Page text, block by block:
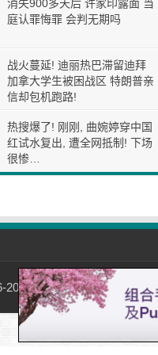
消失900多天后 许家印露面 当
庭认罪悔罪 会判无期吗
战火蔓延! 迪丽热巴滞留迪拜
加拿大学生被困战区 特朗普亲
信却包机跑路!
热搜爆了! 刚刚, 曲婉婷穿中国
红试水复出, 遭全网抵制! 下场
很惨…
2026, 加国观察-